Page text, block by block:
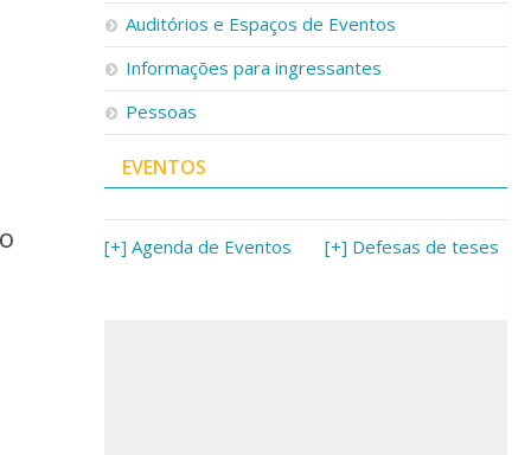
Auditórios e Espaços de Eventos
Informações para ingressantes
Pessoas
EVENTOS
[+] Agenda de Eventos [+] Defesas de teses